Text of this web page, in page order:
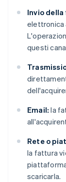
Invio
elettronica
questi
Email: la
Rete o
la fattura
scaricarla.